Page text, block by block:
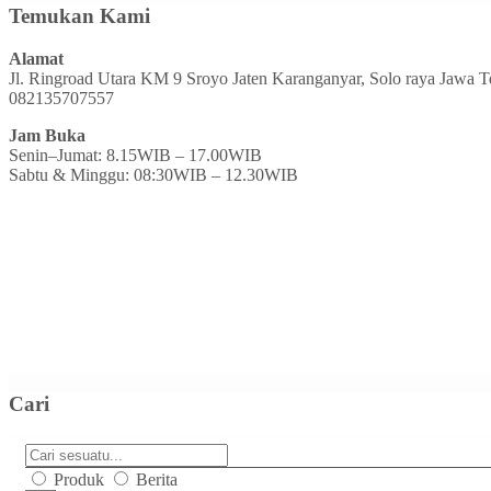
Temukan Kami
Alamat
Jl. Ringroad Utara KM 9 Sroyo Jaten Karanganyar, Solo raya Jawa
082135707557
Jam Buka
Senin–Jumat: 8.15WIB – 17.00WIB
Sabtu & Minggu: 08:30WIB – 12.30WIB
Cari
Produk Berita